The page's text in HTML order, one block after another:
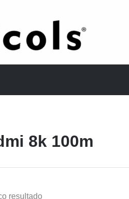
8k 100m
resultado